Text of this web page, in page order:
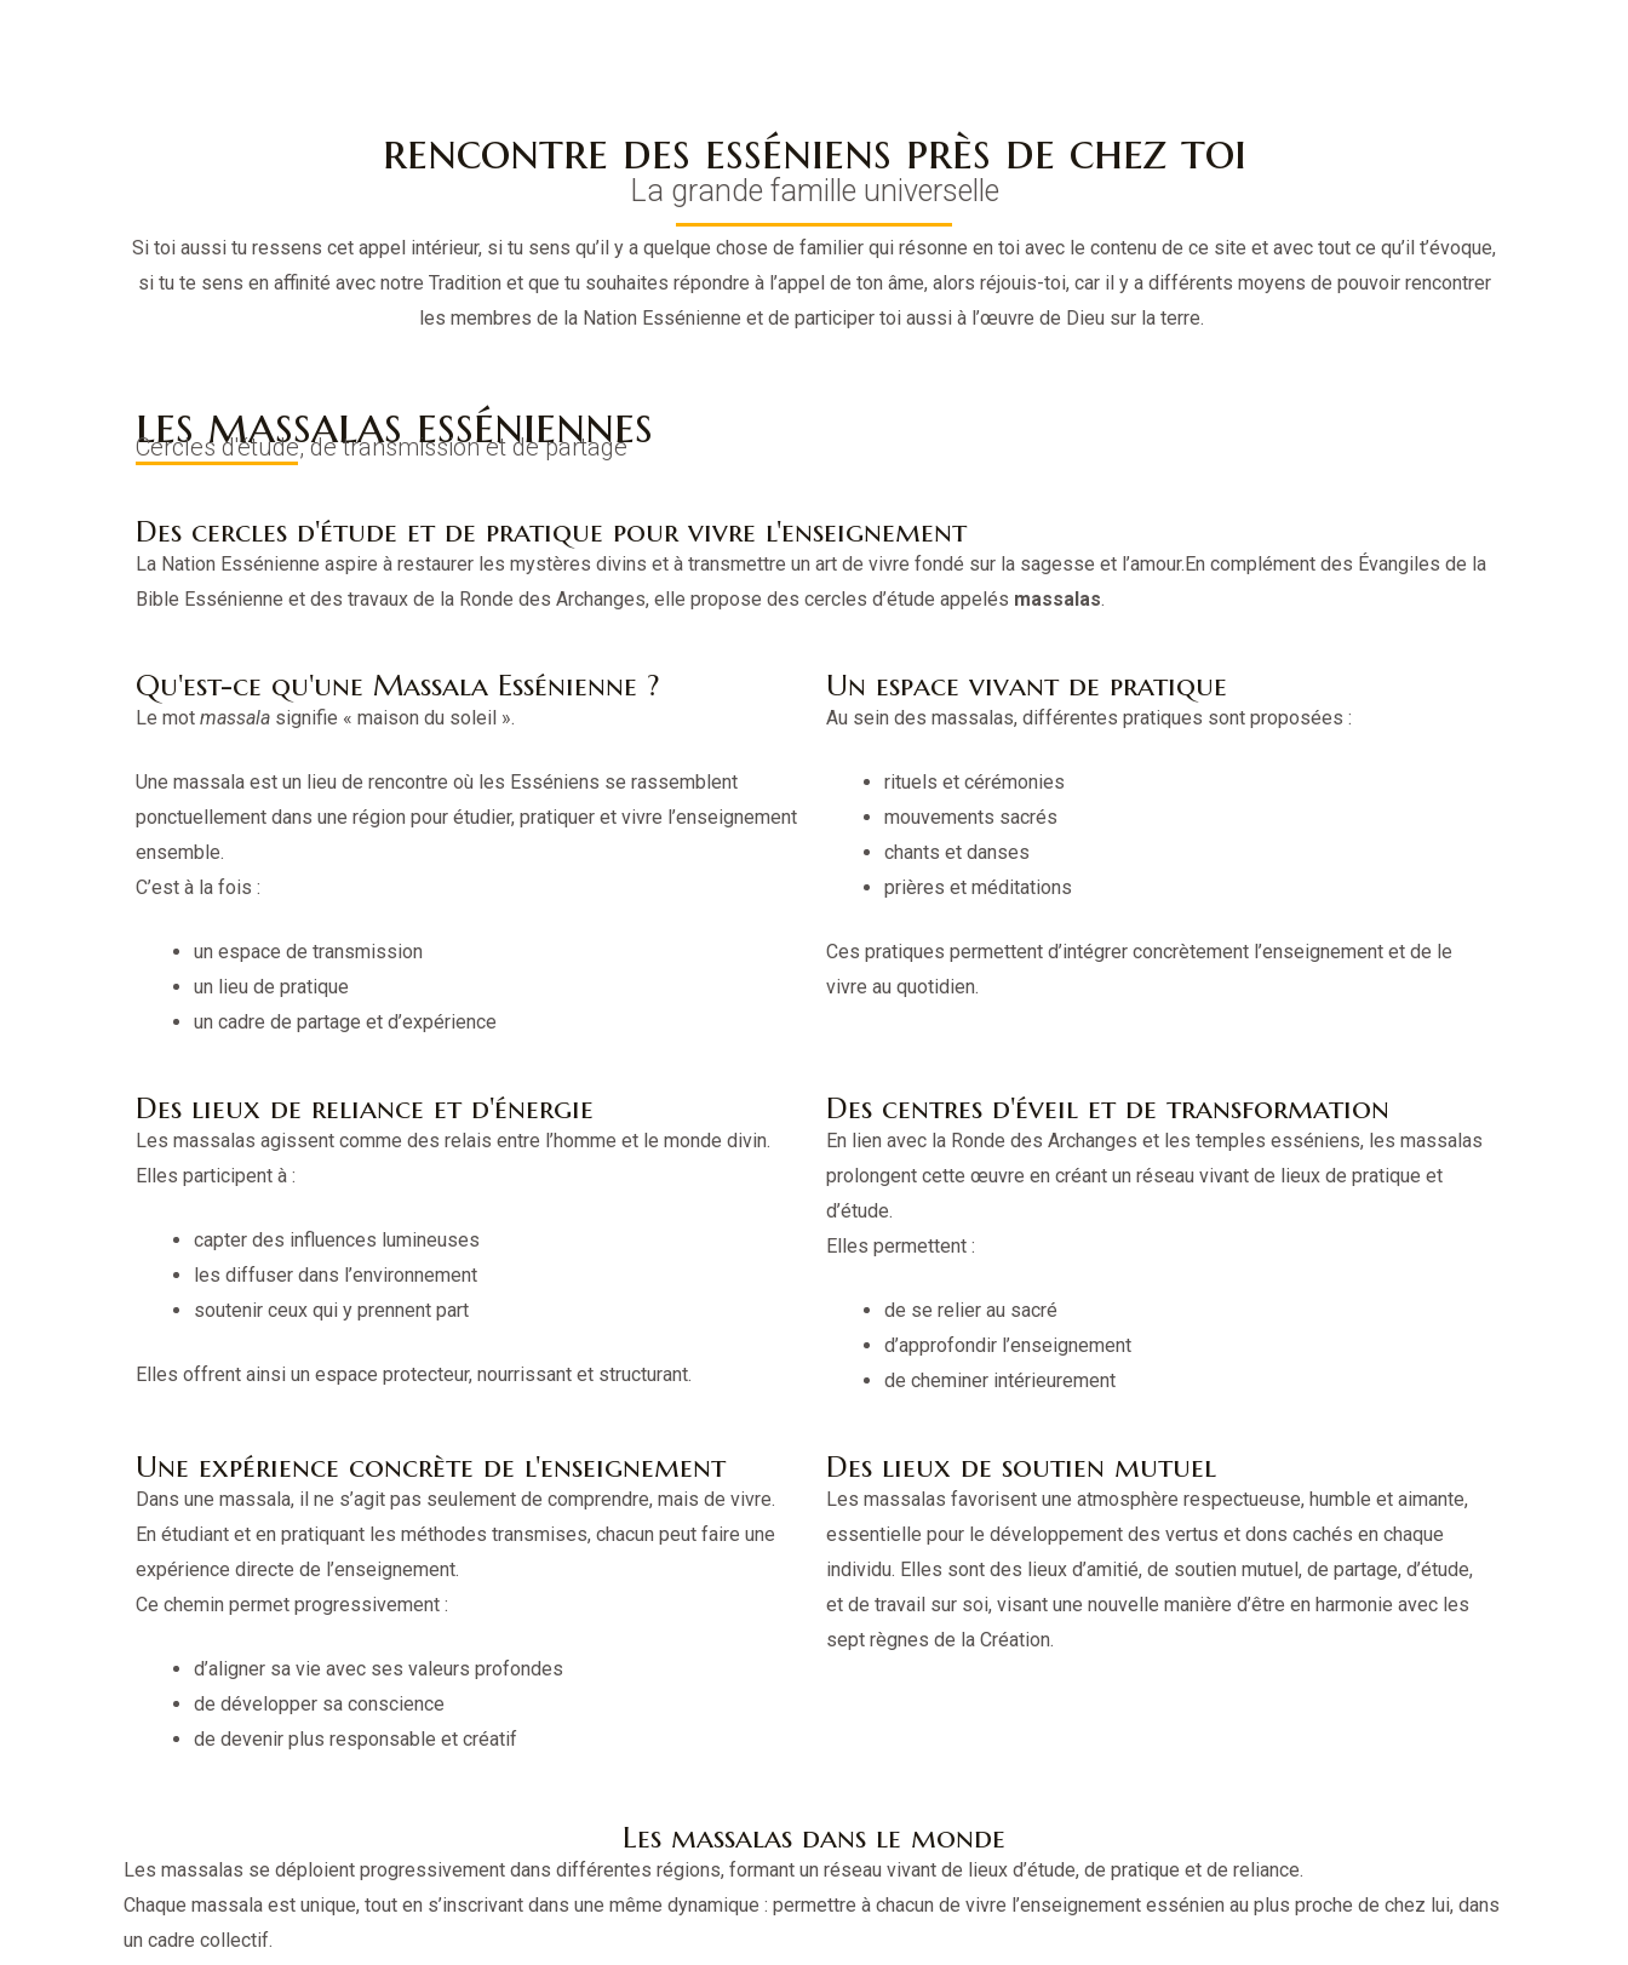
rencontre des esséniens près de chez toi
La grande famille universelle
Si toi aussi tu ressens cet appel intérieur, si tu sens qu’il y a quelque chose de familier qui résonne en toi avec le contenu de ce site et avec tout ce qu’il t’évoque,
si tu te sens en affinité avec notre Tradition et que tu souhaites répondre à l’appel de ton âme, alors réjouis-toi, car il y a différents moyens de pouvoir rencontrer
les membres de la Nation Essénienne et de participer toi aussi à l’œuvre de Dieu sur la terre.
les massalas esséniennes
Cercles d'étude, de transmission et de partage
Des cercles d'étude et de pratique pour vivre l'enseignement
La Nation Essénienne aspire à restaurer les mystères divins et à transmettre un art de vivre fondé sur la sagesse et l’amour.En complément des Évangiles de la
Bible Essénienne et des travaux de la Ronde des Archanges, elle propose des cercles d’étude appelés massalas.
Qu'est-ce qu'une Massala Essénienne ?
Le mot massala signifie « maison du soleil ».
Une massala est un lieu de rencontre où les Esséniens se rassemblent
ponctuellement dans une région pour étudier, pratiquer et vivre l’enseignement
ensemble.
C’est à la fois :
un espace de transmission
un lieu de pratique
un cadre de partage et d’expérience
Un espace vivant de pratique
Au sein des massalas, différentes pratiques sont proposées :
rituels et cérémonies
mouvements sacrés
chants et danses
prières et méditations
Ces pratiques permettent d’intégrer concrètement l’enseignement et de le
vivre au quotidien.
Des lieux de reliance et d'énergie
Les massalas agissent comme des relais entre l’homme et le monde divin.
Elles participent à :
capter des influences lumineuses
les diffuser dans l’environnement
soutenir ceux qui y prennent part
Elles offrent ainsi un espace protecteur, nourrissant et structurant.
Des centres d'éveil et de transformation
En lien avec la Ronde des Archanges et les temples esséniens, les massalas
prolongent cette œuvre en créant un réseau vivant de lieux de pratique et
d’étude.
Elles permettent :
de se relier au sacré
d’approfondir l’enseignement
de cheminer intérieurement
Une expérience concrète de l'enseignement
Dans une massala, il ne s’agit pas seulement de comprendre, mais de vivre.
En étudiant et en pratiquant les méthodes transmises, chacun peut faire une
expérience directe de l’enseignement.
Ce chemin permet progressivement :
d’aligner sa vie avec ses valeurs profondes
de développer sa conscience
de devenir plus responsable et créatif
Des lieux de soutien mutuel
Les massalas favorisent une atmosphère respectueuse, humble et aimante,
essentielle pour le développement des vertus et dons cachés en chaque
individu. Elles sont des lieux d’amitié, de soutien mutuel, de partage, d’étude,
et de travail sur soi, visant une nouvelle manière d’être en harmonie avec les
sept règnes de la Création.
Les massalas dans le monde
Les massalas se déploient progressivement dans différentes régions, formant un réseau vivant de lieux d’étude, de pratique et de reliance.
Chaque massala est unique, tout en s’inscrivant dans une même dynamique : permettre à chacun de vivre l’enseignement essénien au plus proche de chez lui, dans
un cadre collectif.